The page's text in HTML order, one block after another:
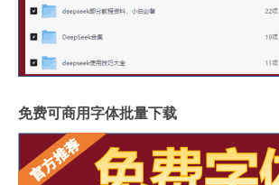
免费可商用字体批量下载